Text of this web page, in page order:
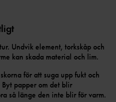
Undvik element, torkskåp och
kan skada material och lim.
för att suga upp fukt och
papper om det blir
så länge den inte blir för varm.